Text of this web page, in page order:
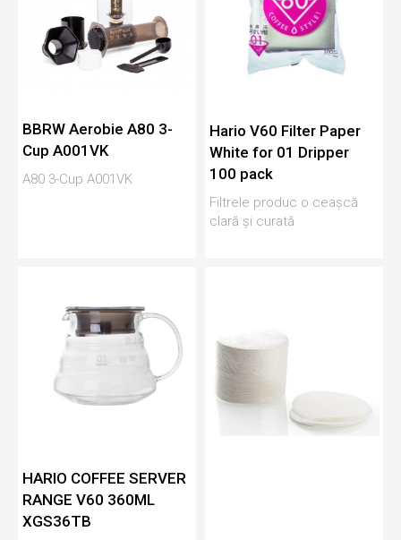
BBRW Aerobie A80 3-
Cup A001VK
A80 3-Cup A001VK
Hario V60 Filter Paper
White for 01 Dripper
100 pack
Filtrele produc o ceașcă
clară și curată
HARIO COFFEE SERVER
RANGE V60 360ML
XGS36TB